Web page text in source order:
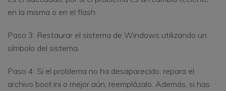
en la misma o en el flash.
Paso 3: Restaurar el sistema de Windows utilizando un
símbolo del sistema.
Paso 4: Si el problema no ha desaparecido, repara el
archivo boot.ini o mejor aún, reemplázalo. Además, si has